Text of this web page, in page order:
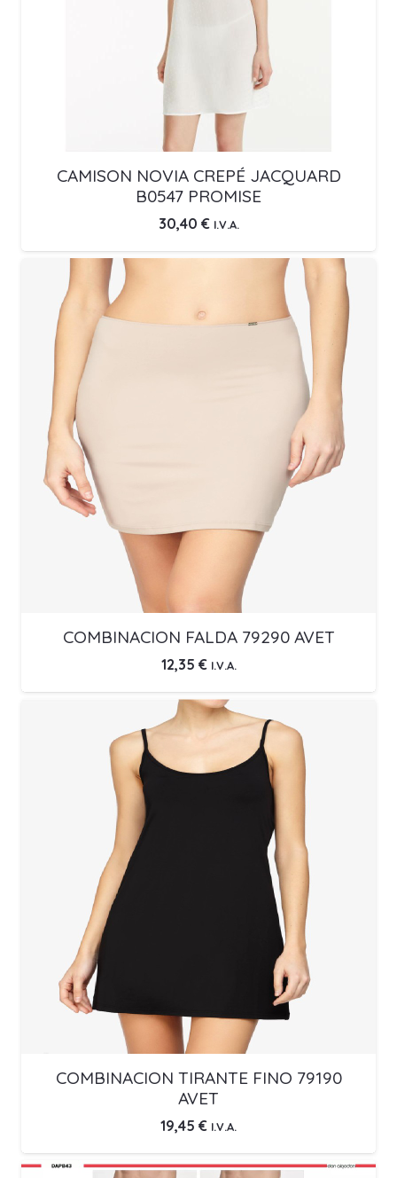
CAMISON NOVIA CREPÉ JACQUARD
B0547 PROMISE
30,40 € I.V.A.
COMBINACION FALDA 79290 AVET
12,35 € I.V.A.
COMBINACION TIRANTE FINO 79190
AVET
19,45 € I.V.A.